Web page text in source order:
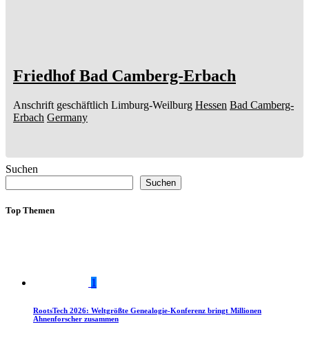
Friedhof Bad Camberg-Erbach
Anschrift geschäftlich Limburg-Weilburg Hessen Bad Camberg-
Erbach Germany
Suchen
Suchen
Top Themen
1
RootsTech 2026: Weltgrößte Genealogie-Konferenz bringt Millionen
Ahnenforscher zusammen